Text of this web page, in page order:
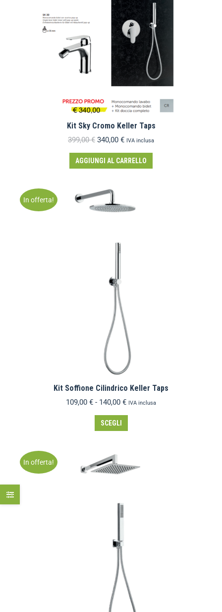
Kit Sky Cromo Keller Taps
399,00€ 340,00 € IVA inclusa
AGGIUNGI AL CARRELLO
In offerta!
Kit Soffione Cilindrico Keller Taps
109,00 € - 140,00 € IVA inclusa
SCEGLI
In offerta!